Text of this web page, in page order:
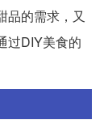
品的需求，又
过DIY美食的